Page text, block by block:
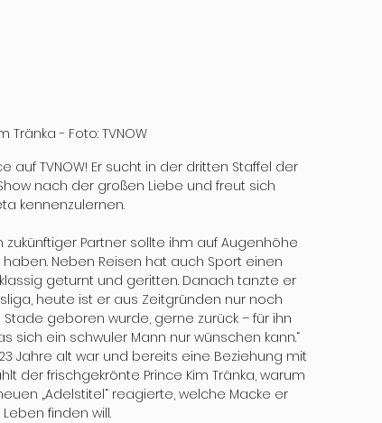
- Foto: TVNOW
TVNOW! Er sucht in der dritten Staffel der
nach der großen Liebe und freut sich
kennenzulernen.
Partner sollte ihm auf Augenhöhe
Neben Reisen hat auch Sport einen
geturnt und geritten. Danach tanzte er
heute ist er aus Zeitgründen nur noch
geboren wurde, gerne zurück – für ihn
sich ein schwuler Mann nur wünschen kann.“
Jahre alt war und bereits eine Beziehung mit
der frischgekrönte Prince Kim Tränka, warum
„Adelstitel“ reagierte, welche Macke er
finden will.